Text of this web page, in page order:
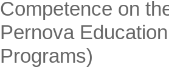
Competence on
Pernova
Programs)